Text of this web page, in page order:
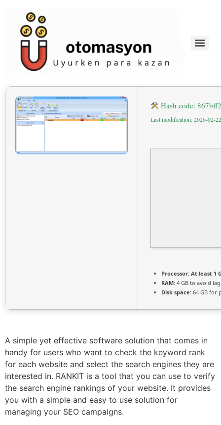
Hash code:
Last modification: 2026-02-22
Processor: At least 1
RAM: 4 GB to avoid lag
Disk space: 64 GB for
A simple yet effective software solution that comes in
handy for users who want to check the keyword rank
for each website and select the search engines they are
interested in. RANKIT is a tool that you can use to verify
the search engine rankings of your website. It provides
you with a simple and easy to use solution for
managing your SEO campaigns.